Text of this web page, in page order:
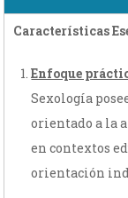
Características
Enfoque
Sexología
orientado a la
en contextos
orientación